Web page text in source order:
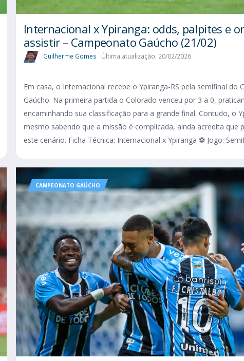
Internacional x Ypiranga: odds, palpites e
assistir – Campeonato Gaúcho (21/02)
Guilherme Gomes Última atualização: 20/02/2026
Em casa, o Internacional recebe o Ypiranga-RS pela semifinal do
Gaúcho. Na primeira partida o Colorado venceu por 3 a 0,
encaminhando sua classificação para a grande final. Contudo, o
mesmo sabendo que a missão é complicada, ainda acredita que
este cenário. Ficha Técnica: Internacional x Ypiranga ⚽ Jogo:
CAMPEONATO GAÚCHO